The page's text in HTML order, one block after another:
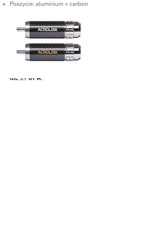
Poszycie: aluminium + carbon
Wtyki XLR: